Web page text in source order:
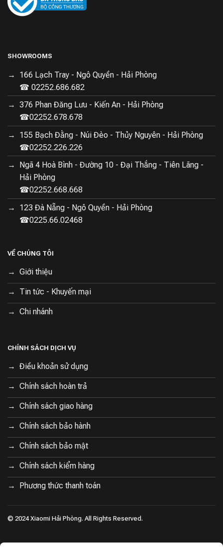
SHOWROOMS
166 Lạch Tray - Ngô Quyền - Hải Phòng
☎ 02252.686.682
376 Phan Đăng Lưu - Kiến An - Hải Phòng
☎02252.678.678
155 Bạch Đằng - Núi Đèo - Thủy Nguyên - Hải Phòng
☎02252.226.226
Ngã 4 Hoà Bình - Đường 10 - Đại Thắng - Tiên Lãng -
Hải Phòng
☎02252.668.668
123 Đà Nẵng - Ngô Quyền - Hải Phòng
☎0225.66.02468
VỀ CHÚNG TÔI
Giới thiệu
Tin tức - Khuyến mại
Chi nhánh
CHÍNH SÁCH DỊCH VỤ
Điều khoản sử dụng
Chính sách hoàn trả
Chính sách giao hàng
Chính sách bảo hành
Chính sách bảo mật
Chính sách kiểm hàng
Phương thức thanh toán
© 2024 Xiaomi Hải Phòng. All Rights Reserved.